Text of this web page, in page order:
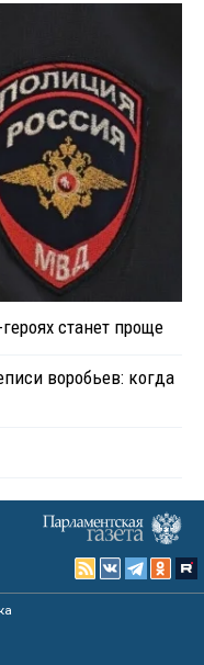
станет проще
воробьев: когда